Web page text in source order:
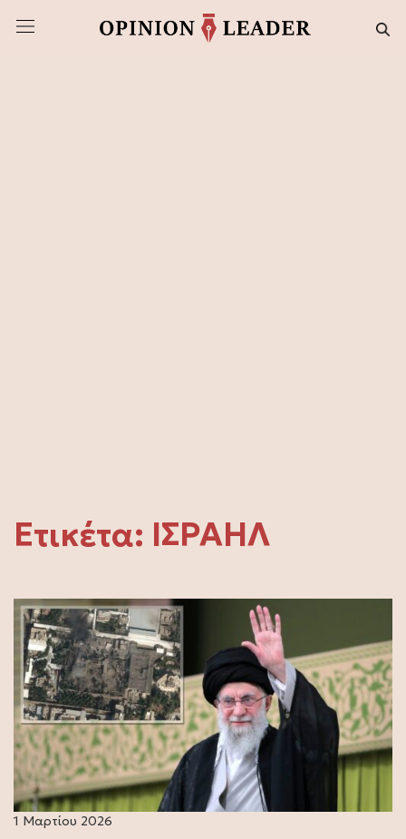
Ετικέτα: ΙΣΡΑΗΛ
1 Μαρτίου 2026